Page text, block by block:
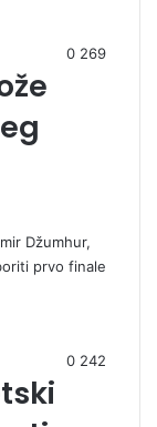
0 269
Džumhur,
prvo finale
0 242